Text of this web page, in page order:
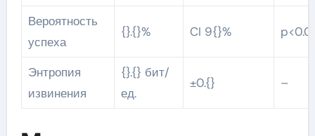
Вероятность
успеха
{}.{}% CI 9{}%
Энтропия
извинения
{}.{} бит/
ед.
±0.{} –